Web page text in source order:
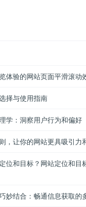
体验的网站页面平滑滚动
择与使用指南
学：洞察用户行为和偏好
，让你的网站更具吸引力
位和目标？网站定位和目
妙结合：畅通信息获取的